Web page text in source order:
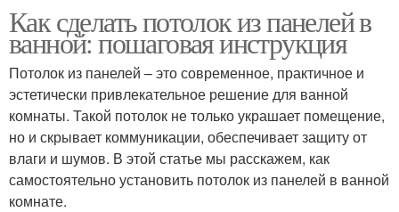
Как сделать потолок из панелей в
ванной: пошаговая инструкция
Потолок из панелей – это современное, практичное и
эстетически привлекательное решение для ванной
комнаты. Такой потолок не только украшает помещение,
но и скрывает коммуникации, обеспечивает защиту от
влаги и шумов. В этой статье мы расскажем, как
самостоятельно установить потолок из панелей в ванной
комнате.